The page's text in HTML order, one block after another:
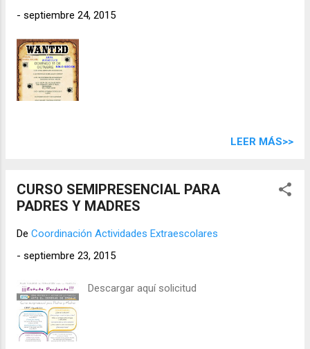
- septiembre 24, 2015
LEER MÁS>>
CURSO SEMIPRESENCIAL PARA
PADRES Y MADRES
De Coordinación Actividades Extraescolares
- septiembre 23, 2015
Descargar aquí solicitud